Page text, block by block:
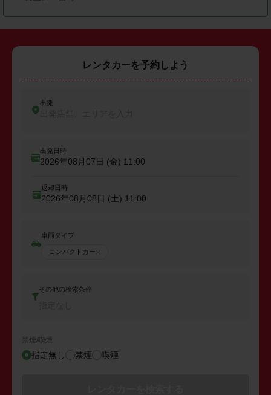
レンタカーを予約しよう
出発
出発日時
2026年08月07日 (金) 11:00
返却日時
2026年08月08日 (土) 11:00
車両タイプ
コンパクトカー
その他の検索条件
禁煙/喫煙
指定無し 禁煙 喫煙